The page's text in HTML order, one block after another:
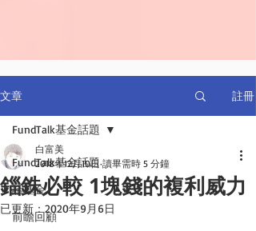
文章 註冊
FundTalk基金話題
話基金
前瞻回顧
FundTalk基金話題
錙銖必較 1塊錢的複利威力
白富美
2018年12月10日 讀畢需時 5 分鐘
已更新： 2020年9月6日